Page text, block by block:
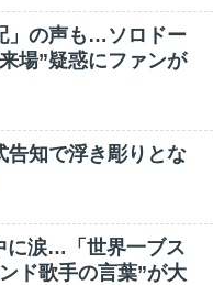
」の声も…ソロドー
場”疑惑にファンが
告知で浮き彫りとな
に涙…「世界一ブス
ド歌手の言葉”が大